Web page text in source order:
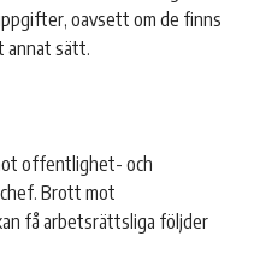
oavsett om de finns
annat sätt.
offentlighet- och
Brott mot
få arbetsrättsliga följder